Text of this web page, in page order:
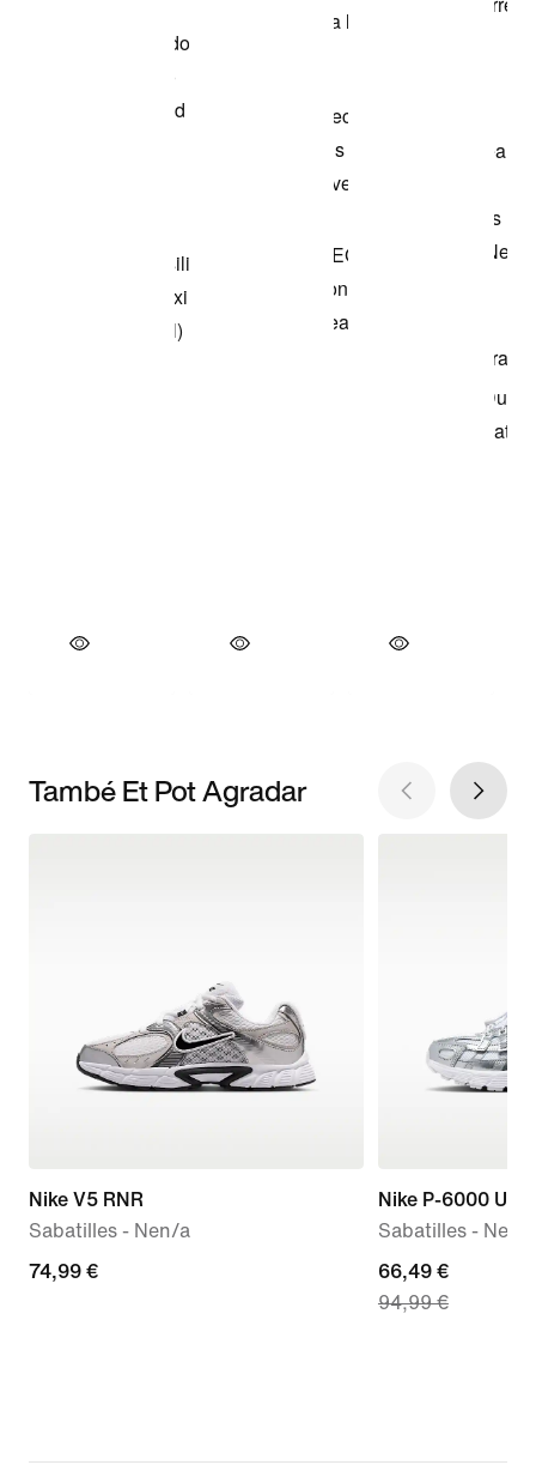
També Et Pot Agradar
Nike V5 RNR
Sabatilles - Nen/a
74,99 €
74,99 €
Nike P-6000
Sabatilles - Nen/
current
price
66,49 €
94,99 €